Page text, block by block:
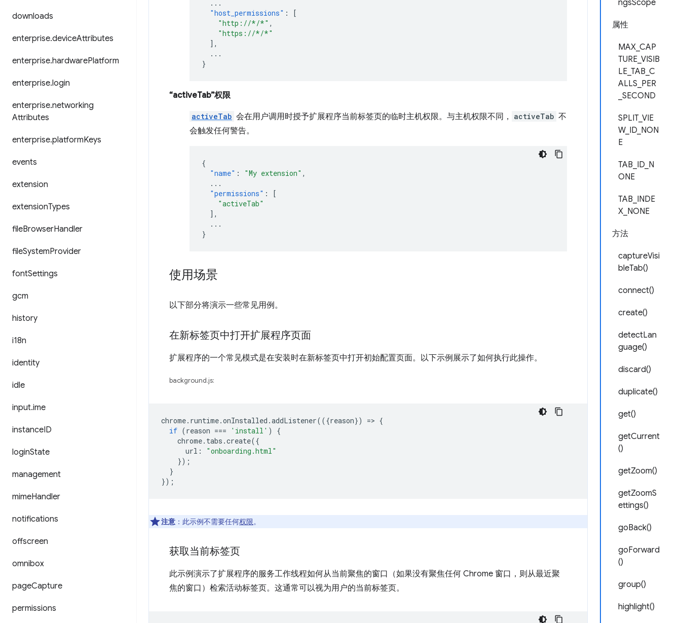
downloads
enterprise.deviceAttributes
enterprise.hardwarePlatform
enterprise.login
enterprise.networking
Attributes
enterprise.platformKeys
events
extension
extensionTypes
fileBrowserHandler
fileSystemProvider
fontSettings
gcm
history
i18n
identity
idle
input.ime
instanceID
loginState
management
mimeHandler
notifications
offscreen
omnibox
pageCapture
permissions
ngsScope
属性
MAX_CAP
TURE_VISIB
LE_TAB_C
ALLS_PER
_SECOND
SPLIT_VIE
W_ID_NON
E
TAB_ID_N
ONE
TAB_INDE
X_NONE
方法
captureVisi
bleTab()
connect()
create()
detectLan
guage()
discard()
duplicate()
get()
getCurrent
()
getZoom()
getZoomS
ettings()
goBack()
goForward
()
group()
highlight()
...
"host_permissions" :
[
"http://*/*" ,
"https://*/*"
],
...
}
“activeTab”权限
activeTab 会在用户调用时授予扩展程序当前标签页的临时主机权限。与主机权限不同， activeTab 不
会触发任何警告。
{
"name" : "My extension" ,
...
"permissions" :
[
"activeTab"
],
...
}
使用场景
以下部分将演示一些常见用例。
在新标签页中打开扩展程序页面
扩展程序的一个常见模式是在安装时在新标签页中打开初始配置页面。以下示例展示了如何执行此操作。
background.js:
chrome. runtime.onInstalled .addListener(({reason}) => {
if (reason === 'install' )
{
chrome. tabs .create({
url :
"onboarding.html"
});
}
});
注意 ：此示例不需要任何权限。
获取当前标签页
此示例演示了扩展程序的服务工作线程如何从当前聚焦的窗口（如果没有聚焦任何 Chrome 窗口，则从最近聚
焦的窗口）检索活动标签页。这通常可以视为用户的当前标签页。